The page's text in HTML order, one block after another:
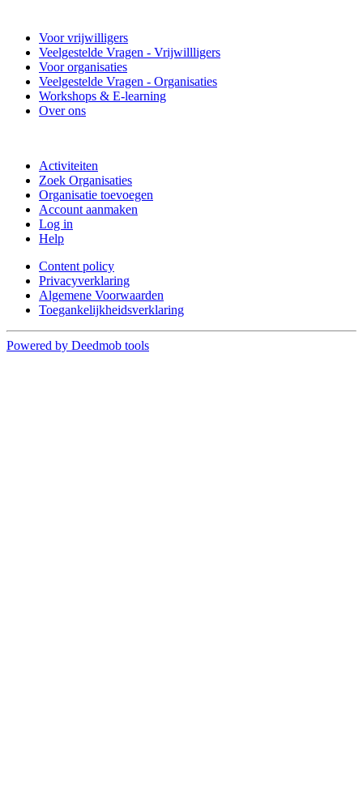
Voor vrijwilligers
Veelgestelde Vragen - Vrijwillligers
Voor organisaties
Veelgestelde Vragen - Organisaties
Workshops & E-learning
Over ons
Activiteiten
Zoek Organisaties
Organisatie toevoegen
Account aanmaken
Log in
Help
Content policy
Privacyverklaring
Algemene Voorwaarden
Toegankelijkheidsverklaring
Powered by Deedmob tools